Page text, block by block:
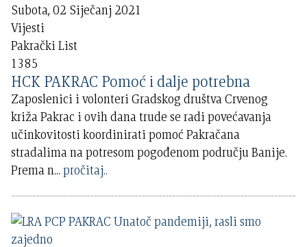
Subota, 02 Siječanj 2021
Vijesti
Pakrački List
1385
HCK PAKRAC Pomoć i dalje potrebna
Zaposlenici i volonteri Gradskog društva Crvenog
križa Pakrac i ovih dana trude se radi povećavanja
učinkovitosti koordinirati pomoć Pakračana
stradalima na potresom pogođenom području Banije.
Prema n... pročitaj..